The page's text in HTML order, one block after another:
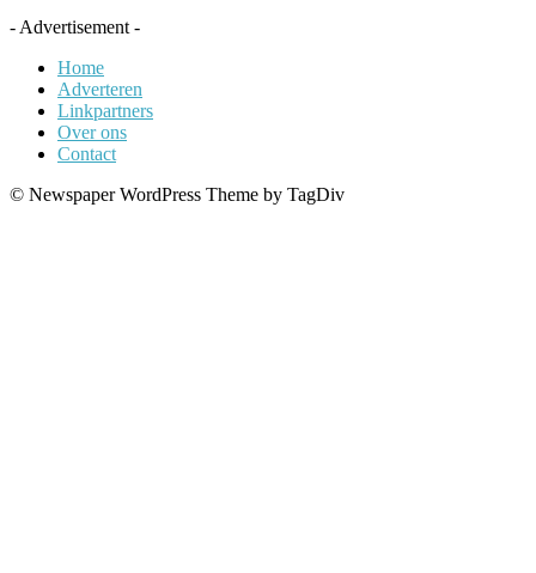
- Advertisement -
Home
Adverteren
Linkpartners
Over ons
Contact
© Newspaper WordPress Theme by TagDiv